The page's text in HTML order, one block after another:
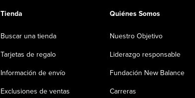
Tienda
Buscar una tienda
Tarjetas de regalo
Información de envío
Exclusiones de ventas
Quiénes Somos
Nuestro Objetivo
Liderazgo responsable
Fundación New Balance
Carreras